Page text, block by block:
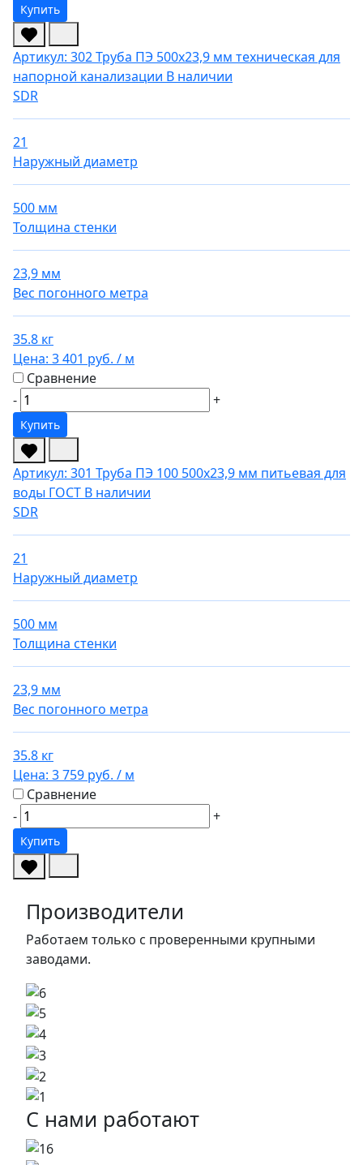
Купить
Артикул: 302Труба ПЭ 500х23,9 мм техническая для
напорной канализации В наличии
SDR
21
Наружный диаметр
500 мм
Толщина стенки
23,9 мм
Вес погонного метра
35.8 кг
Цена: 3 401 руб. / м
Сравнение
-
+
Купить
Артикул: 301 Труба ПЭ 100 500х23,9 мм питьевая для
воды ГОСТ В наличии
SDR
21
Наружный диаметр
500 мм
Толщина стенки
23,9 мм
Вес погонного метра
35.8 кг
Цена: 3 759 руб. / м
Сравнение
-
+
Купить
Производители
Работаем только с проверенными крупными
заводами.
С нами работают